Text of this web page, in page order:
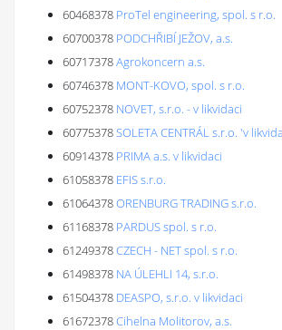
60468378 ProTel engineering, spol. s r.o.
60700378 PODCHŘIBÍ JEŽOV, a.s.
60717378Agrokoncern a.s.
60746378 MONT-KOVO, spol. s r.o.
60752378 NOVET, s.r.o. - v likvidaci
60775378SOLETA CENTRÁL s.r.o. 'v
60914378 PRIMA a.s. v likvidaci
61058378 EFIS s.r.o.
61064378ORENBURG TRADING s.r.o.
61168378 PARDUS spol. s r.o.
61249378CZECH - NET spol. s r.o.
61498378 NA ÚLEHLI 14, s.r.o.
61504378 DEASPO, s.r.o. v likvidaci
61672378Cihelna Molitorov, a.s.